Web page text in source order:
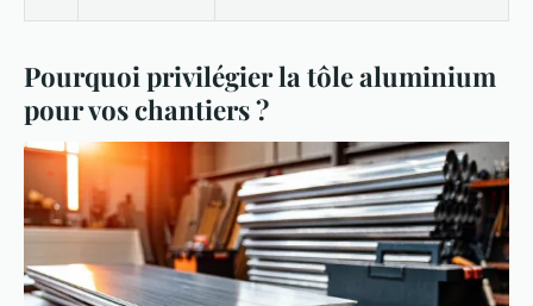
Pourquoi privilégier la tôle aluminium
pour vos chantiers ?